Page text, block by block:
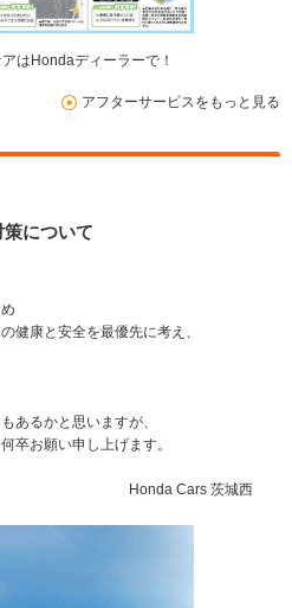
はHondaディーラーで！
アフターサービスをもっと見る
について
健康と安全を最優先に考え、
あるかと思いますが、
卒お願い申し上げます。
茨城西